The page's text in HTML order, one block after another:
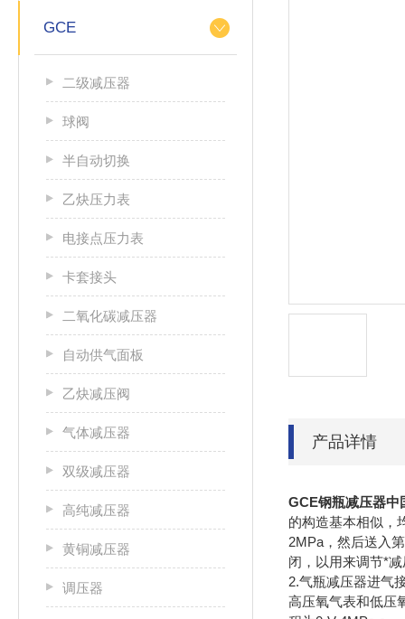
GCE
二级减压器
球阀
半自动切换
乙炔压力表
电接点压力表
卡套接头
二氧化碳减压器
自动供气面板
乙炔减压阀
气体减压器
双级减压器
高纯减压器
黄铜减压器
调压器
产品详情
GCE钢瓶减压器中
的构造基本相似，
2MPa，然后送入
闭，以用来调节*
2.气瓶减压器进气
高压氧气表和低压